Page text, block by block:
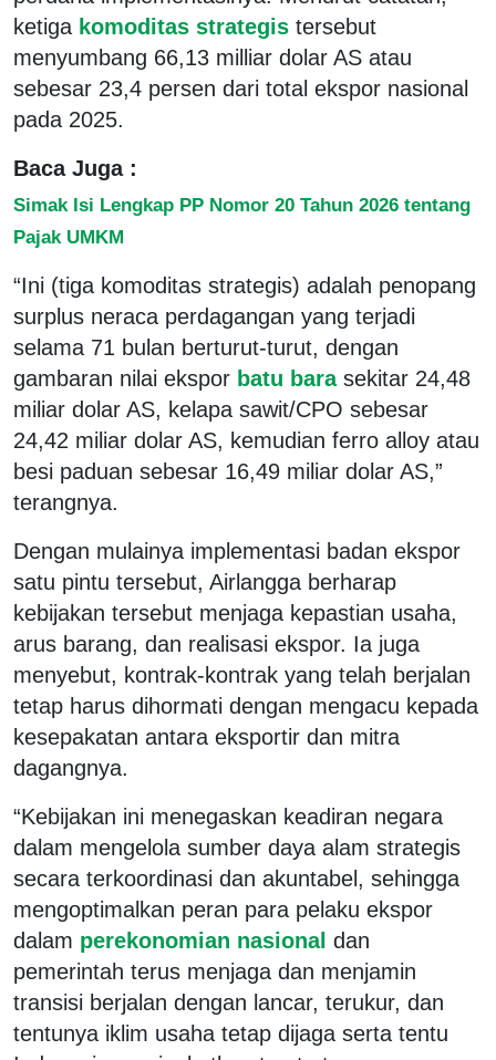
ketiga komoditas strategis tersebut
menyumbang 66,13 milliar dolar AS atau
sebesar 23,4 persen dari total ekspor nasional
pada 2025.
Baca Juga :
Simak Isi Lengkap PP Nomor 20 Tahun 2026 tentang
Pajak UMKM
“Ini (tiga komoditas strategis) adalah penopang
surplus neraca perdagangan yang terjadi
selama 71 bulan berturut-turut, dengan
gambaran nilai ekspor batu bara sekitar 24,48
miliar dolar AS, kelapa sawit/CPO sebesar
24,42 miliar dolar AS, kemudian ferro alloy atau
besi paduan sebesar 16,49 miliar dolar AS,”
terangnya.
Dengan mulainya implementasi badan ekspor
satu pintu tersebut, Airlangga berharap
kebijakan tersebut menjaga kepastian usaha,
arus barang, dan realisasi ekspor. Ia juga
menyebut, kontrak-kontrak yang telah berjalan
tetap harus dihormati dengan mengacu kepada
kesepakatan antara eksportir dan mitra
dagangnya.
“Kebijakan ini menegaskan keadiran negara
dalam mengelola sumber daya alam strategis
secara terkoordinasi dan akuntabel, sehingga
mengoptimalkan peran para pelaku ekspor
dalam perekonomian nasional dan
pemerintah terus menjaga dan menjamin
transisi berjalan dengan lancar, terukur, dan
tentunya iklim usaha tetap dijaga serta tentu